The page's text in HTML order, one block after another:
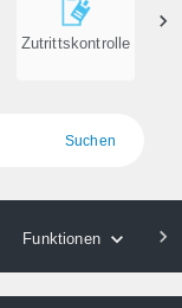
Zutrittskontrolle
Suchen
Funktionen